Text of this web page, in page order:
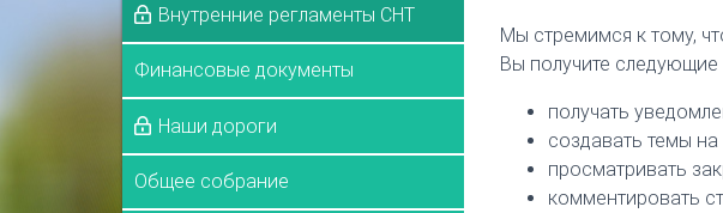
Внутренние регламенты СНТ
Финансовые документы
Наши дороги
Общее собрание
Мы стремимся к тому,
Вы получите
получать
создавать темы
просматривать
комментировать